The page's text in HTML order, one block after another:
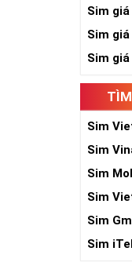
Sim
Sim
Sim
Sim
Sim
Sim
Sim
Sim
Sim